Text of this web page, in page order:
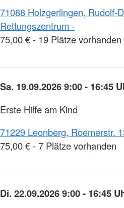
71088 Holzgerlingen, Rudolf-
Rettungszentrum -
75,00 € - 19 Plätze vorhanden
Sa. 19.09.2026 9:00 - 16:45
Erste Hilfe am Kind
71229 Leonberg, Roemerstr.
75,00 € - 7 Plätze vorhanden
Di. 22.09.2026 9:00 - 16:45